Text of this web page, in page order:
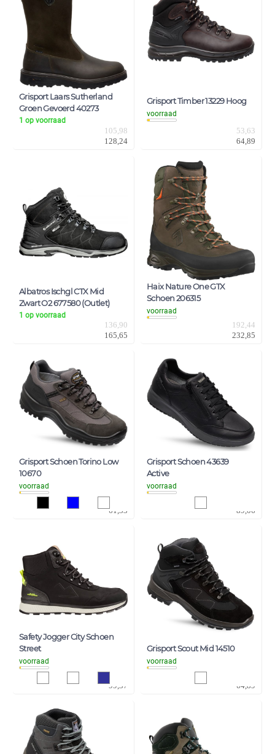
Grisport Laars Sutherland
Groen Gevoerd 40273
1 op voorraad
105,98
128,24
Grisport Timber 13229 Hoog
voorraad
53,63
64,89
Albatros Ischgl CTX Mid
Zwart O2 677580 (Outlet)
1 op voorraad
136,90
165,65
Haix Nature One GTX
Schoen 206315
voorraad
192,44
232,85
Grisport Schoen Torino Low
10670
voorraad
50,69
61,33
Grisport Schoen 43639
Active
voorraad
89,06
Safety Jogger City Schoen
Street
voorraad
82,12
99,37
Grisport Scout Mid 14510
voorraad
64,89